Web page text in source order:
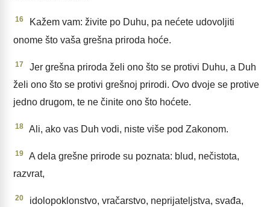
16
Kažem vam: živite po Duhu, pa nećete udovoljiti
onome što vaša grešna priroda hoće.
17
Jer grešna priroda želi ono što se protivi Duhu, a Duh
želi ono što se protivi grešnoj prirodi. Ovo dvoje se protive
jedno drugom, te ne činite ono što hoćete.
18 Ali, ako vas Duh vodi, niste više pod Zakonom.
19
A dela grešne prirode su poznata: blud, nečistota,
razvrat,
20
idolopoklonstvo, vračarstvo, neprijateljstva, svađa,